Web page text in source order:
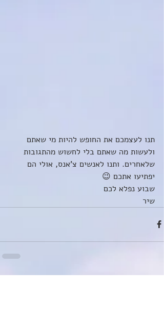
תנו לעצמכם את החופש להיות מי שאתם
ולעשות מה שאתם בלי לחשוש מהתגובות
שלאחרים. ותנו לאנשים צ'אנס, אולי הם
יפתיעו אתכם 😉
שבוע נפלא לכם
שיר